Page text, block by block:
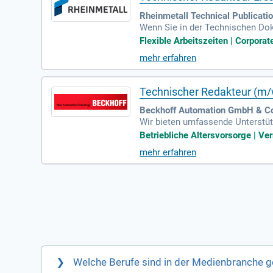
Rheinmetall Technical
Wenn Sie in der Technischen
ssenes Studium im
ng von technischen
nzen und Besprechungen teil,
eiten an unseren Standorten in
Flexible Arbeitszeiten |
mehr erfahren
Technischer Redakteur
Beckhoff Automation GmbH &
Wir bieten umfassende
chkräfte arbeiten eng mit
gewährleisten. Darüber hinaus
ese Anforderungen zu erfüllen,
ante Normen sind
Betriebliche Altersvorsorge |
mehr erfahren
Welche Berufe sind in der Medienbranche